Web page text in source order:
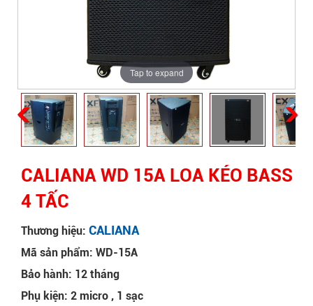
Tap to expand
CALIANA WD 15A LOA KÉO BASS
4 TẤC
Thương hiệu: CALIANA
Mã sản phẩm: WD-15A
Bảo hành: 12 tháng
Phụ kiện: 2 micro , 1 sạc